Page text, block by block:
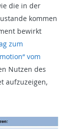
die in der
kommen
bewirkt
zum
vom
Nutzen des
aufzuzeigen,